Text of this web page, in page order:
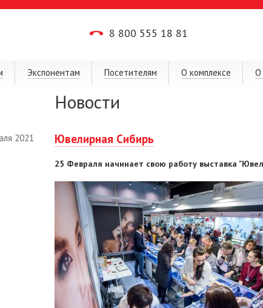
8 800 555 18 81
Экспонентам Посетителям О комплексе О
Новости
2021 Ювелирная Сибирь
25 Февраля начинает свою работу выставка